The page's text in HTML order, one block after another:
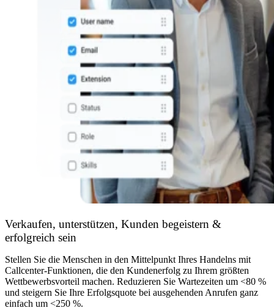
Verkaufen, unterstützen, Kunden begeistern &
erfolgreich sein
Stellen Sie die Menschen in den Mittelpunkt Ihres Handelns mit
Callcenter-Funktionen, die den Kundenerfolg zu Ihrem größten
Wettbewerbsvorteil machen. Reduzieren Sie Wartezeiten um <80 %
und steigern Sie Ihre Erfolgsquote bei ausgehenden Anrufen ganz
einfach um <250 %.